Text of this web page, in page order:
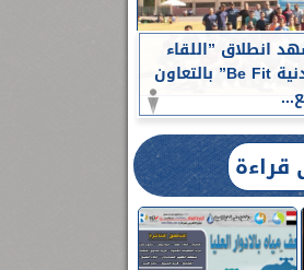
انطلاق ”اللقاء
الرياضي للياقة البدنية Be Fit” بالتعاون
قراءة